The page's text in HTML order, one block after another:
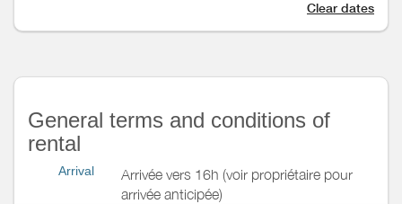
Clear dates
General terms and conditions of
rental
Arrival
Arrivée vers 16h (voir propriétaire pour
arrivée anticipée)